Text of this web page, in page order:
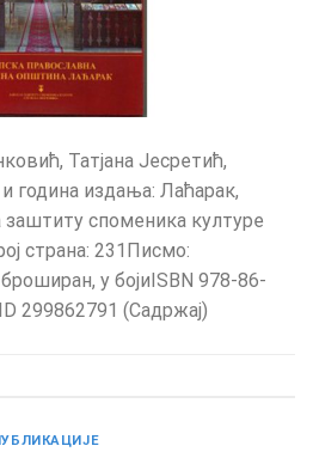
Татјана Јесретић,
издања: Лаћарак,
споменика културе
страна: 231Писмо:
у бојиISBN 978-86-
299862791 (Садржај)